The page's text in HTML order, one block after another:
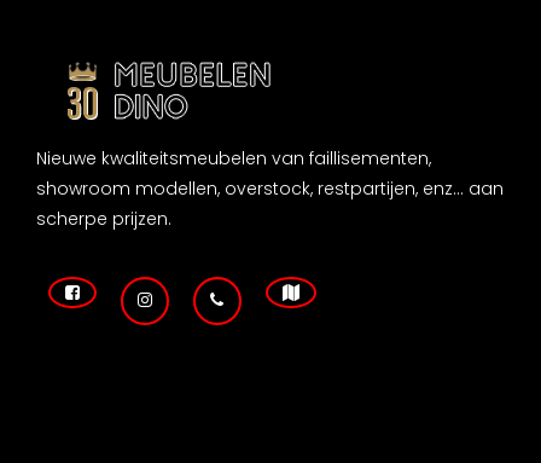
Nieuwe kwaliteitsmeubelen van faillisementen,
showroom modellen, overstock, restpartijen, enz... aan
scherpe prijzen.